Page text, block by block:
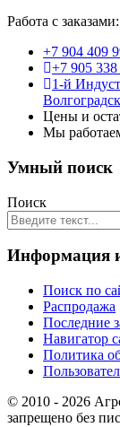
Работа с
+7 904 409
+7 905
1-й
Цены и
Мы
Умный поиск
Поиск
Информация
Поиск по
Распродажа
Последние
Навигатор
Политика
© 2010 - 2026
запрещено без